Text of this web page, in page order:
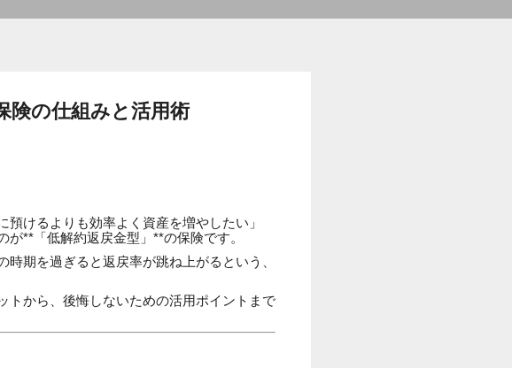
険の仕組みと活用術
けるよりも効率よく資産を増やしたい」
**「低解約返戻金型」**の保険です。
期を過ぎると返戻率が跳ね上がるという、
トから、後悔しないための活用ポイントまで